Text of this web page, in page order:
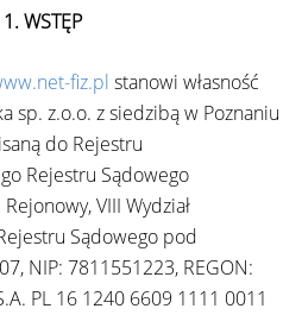
1.WSTĘP
fiz.pl stanowi własność
sp. z.o.o. z siedzibą w Poznaniu
do Rejestru
Rejestru Sądowego
VIII Wydział
Sądowego pod
NIP: 7811551223, REGON:
PL 16 1240 6609 1111 0011